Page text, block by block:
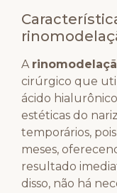
A
cirúrgico que
ácido
estéticas do
temporários,
meses,
resultado
disso, não há